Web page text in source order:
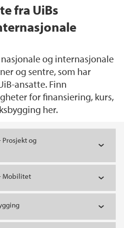
fra UiBs
og internasjonale
og sentre, som har
ansatte. Finn
for finansiering, kurs,
her.
og
Mobilitet